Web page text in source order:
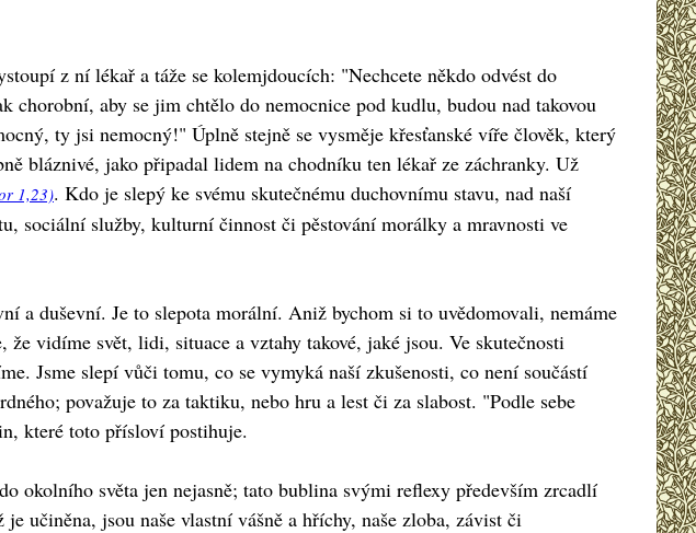
z ní lékař a táže se kolemjdoucích: "Nechcete někdo odvést do
aby se jim chtělo do nemocnice pod kudlu, budou nad takovou
ty jsi nemocný!" Úplně stejně se vysměje křesťanské víře člověk, který
bláznivé, jako připadal lidem na chodníku ten lékař ze záchranky. Už
1,23). Kdo je slepý ke svému skutečnému duchovnímu stavu, nad naší
sociální služby, kulturní činnost či pěstování morálky a mravnosti ve
a duševní. Je to slepota morální. Aniž bychom si to uvědomovali, nemáme
vidíme svět, lidi, situace a vztahy takové, jaké jsou. Ve skutečnosti
Jsme slepí vůči tomu, co se vymyká naší zkušenosti, co není součástí
považuje to za taktiku, nebo hru a lest či za slabost. "Podle sebe
které toto přísloví postihuje.
okolního světa jen nejasně; tato bublina svými reflexy především zrcadlí
učiněna, jsou naše vlastní vášně a hříchy, naše zloba, závist či